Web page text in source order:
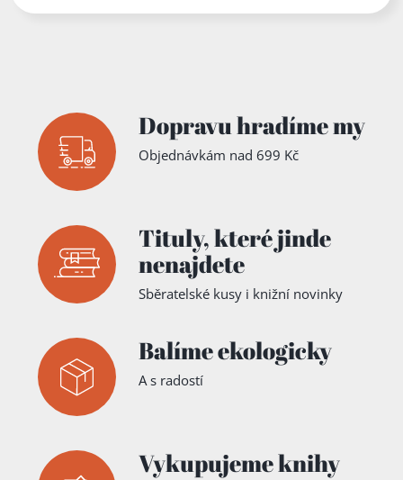
Dopravu hradíme my
Objednávkám nad 699 Kč
Tituly,které jinde
nenajdete
Sběratelské kusy i knižní novinky
Balíme ekologicky
A s radostí
Vykupujeme knihy